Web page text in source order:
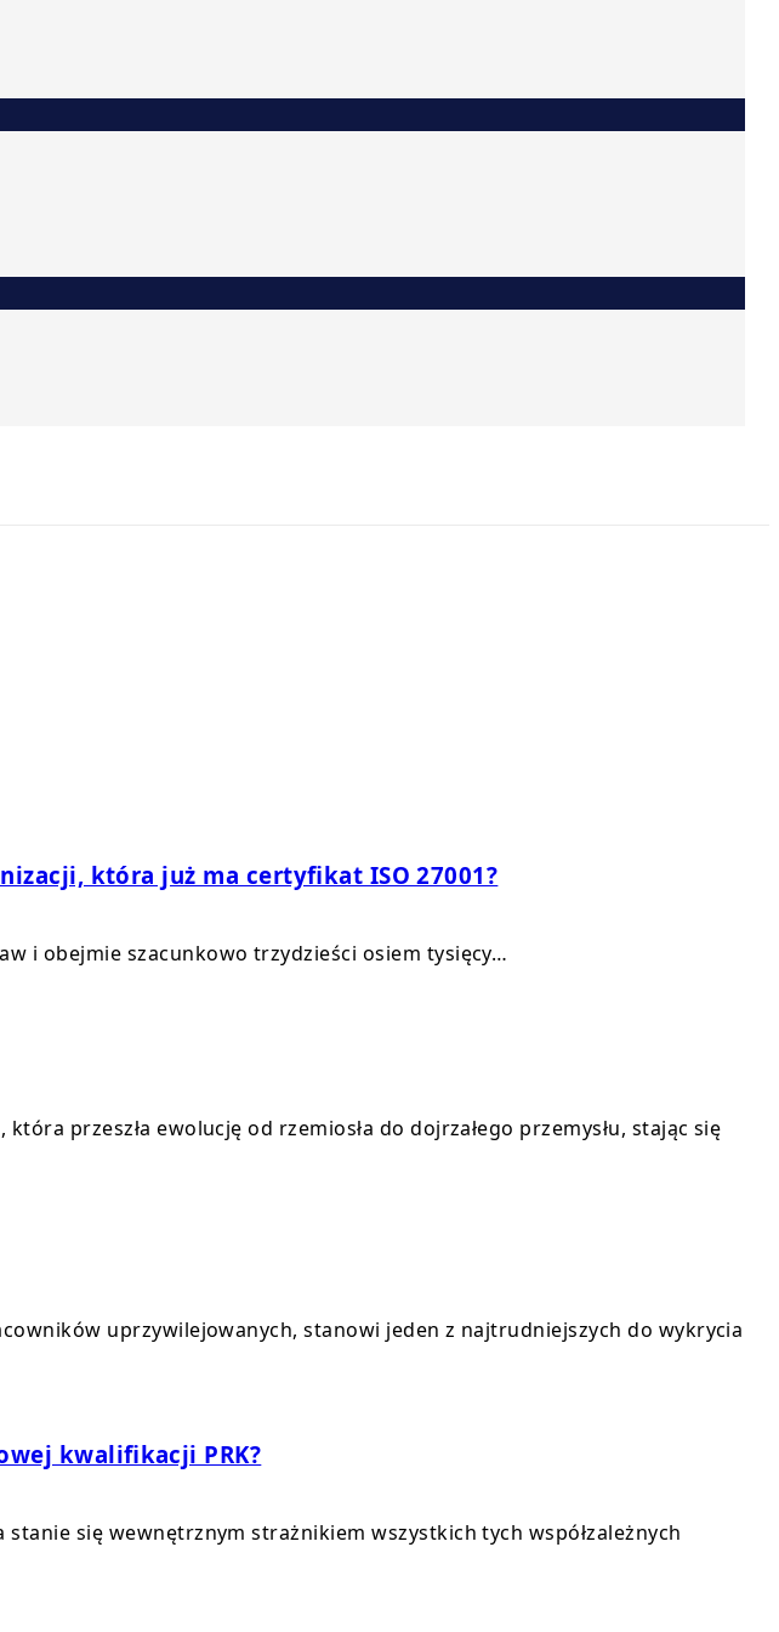
która już ma certyfikat ISO 27001?
i obejmie szacunkowo trzydzieści osiem tysięcy…
przeszła ewolucję od rzemiosła do dojrzałego przemysłu, stając się
uprzywilejowanych, stanowi jeden z najtrudniejszych do wykrycia
kwalifikacji PRK?
się wewnętrznym strażnikiem wszystkich tych współzależnych